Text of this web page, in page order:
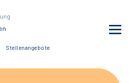
Stellenangebote